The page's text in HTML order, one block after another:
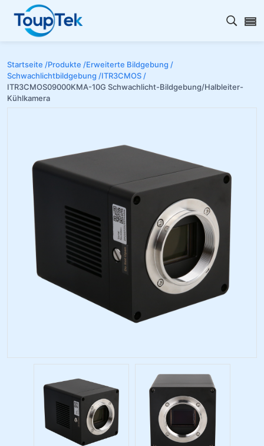
Open
Startseite /Produkte /Erweiterte Bildgebung /
Schwachlichtbildgebung /ITR3CMOS /
ITR3CMOS09000KMA-10G Schwachlicht-Bildgebung/Halbleiter-
Kühlkamera